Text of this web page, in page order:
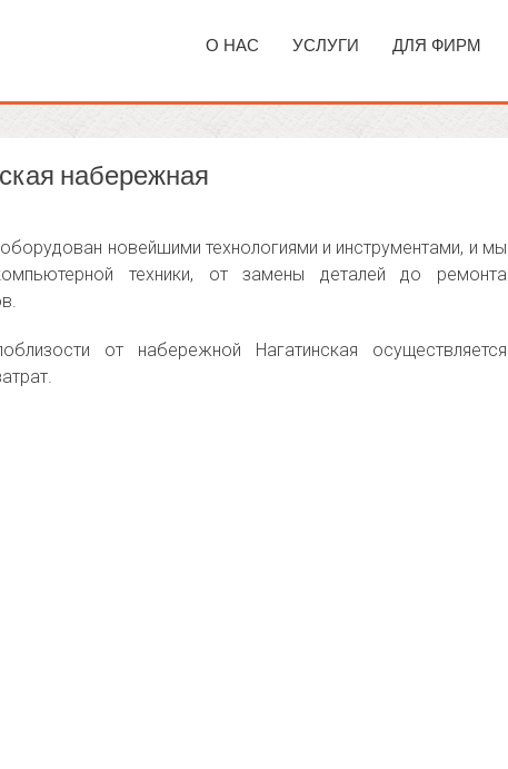
О НАС УСЛУГИ ДЛЯ ФИРМ
набережная
новейшими технологиями и инструментами, и мы
техники, от замены деталей до ремонта
от набережной Нагатинская осуществляется